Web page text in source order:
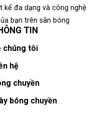
kế đa dạng và công nghệ
bạn trên sân bóng
TIN
chúng tôi
hệ
chuyền
bóng chuyền